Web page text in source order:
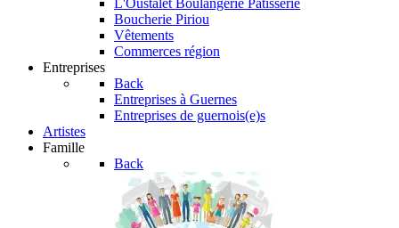
L'Oustalet Boulangerie Pâtisserie
Boucherie Piriou
Vêtements
Commerces région
Entreprises
Back
Entreprises à Guernes
Entreprises de guernois(e)s
Artistes
Famille
Back